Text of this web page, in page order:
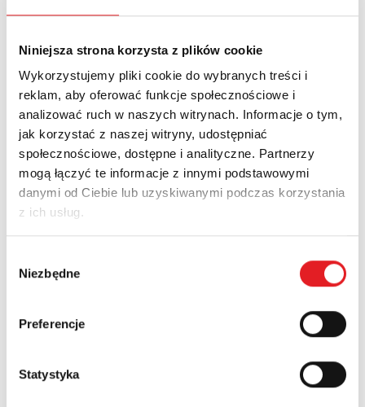
Niniejsza strona korzysta z plików cookie
Wykorzystujemy pliki cookie do wybranych treści i
reklam, aby oferować funkcje społecznościowe i
analizować ruch w naszych witrynach. Informacje o tym,
jak korzystać z naszej witryny, udostępniać
społecznościowe, dostępne i analityczne. Partnerzy
mogą łączyć te informacje z innymi podstawowymi
danymi od Ciebie lub uzyskiwanymi podczas korzystania
z ich usług.
zgody
Niezbędne
Preferencje
Statystyka
Imię i nazwisko: *
Adres e-mail: *
Nazwa firmy:
Numer telefonu:
Województwo: